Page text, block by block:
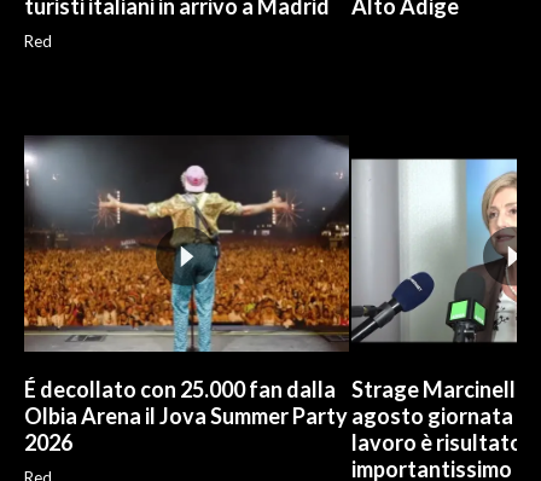
turisti italiani in arrivo a Madrid
Red
Alto Adige
É decollato con 25.000 fan dalla
Olbia Arena il Jova Summer Party
2026
Strage Marcinelle,
agosto giornata
lavoro è risultato
importantissimo